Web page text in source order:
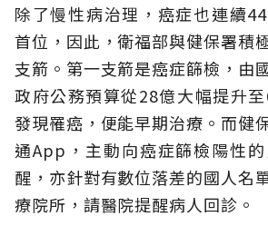
除了慢性病治理，癌症也連續
首位，因此，衛福部與健保署積
支箭。第一支箭是癌症篩檢，由
政府公務預算從28億大幅提升
發現罹癌，便能早期治療。而健
通App，主動向癌症篩檢陽性
醒，亦針對有數位落差的國人名
療院所，請醫院提醒病人回診。